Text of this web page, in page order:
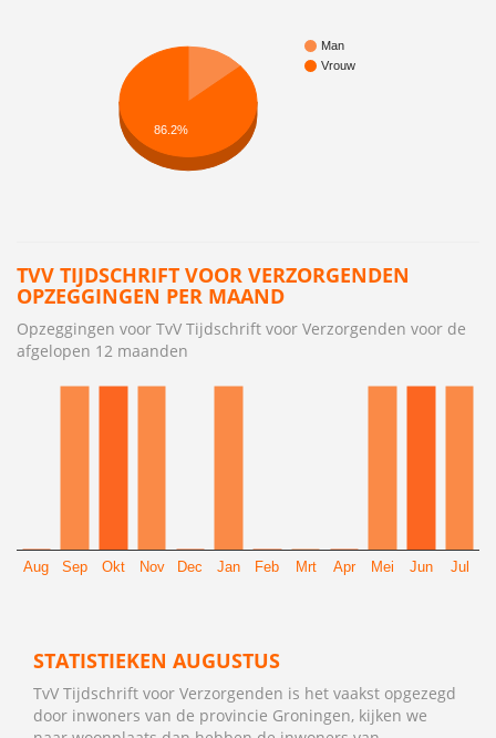
Man
Vrouw
86.2%
TVV TIJDSCHRIFT VOOR VERZORGENDEN
OPZEGGINGEN PER MAAND
Opzeggingen voor TvV Tijdschrift voor Verzorgenden voor de
afgelopen 12 maanden
Aug Sep Okt Nov Dec Jan Feb Mrt Apr Mei Jun Jul
STATISTIEKEN AUGUSTUS
TvV Tijdschrift voor Verzorgenden is het vaakst opgezegd
door inwoners van de provincie Groningen, kijken we